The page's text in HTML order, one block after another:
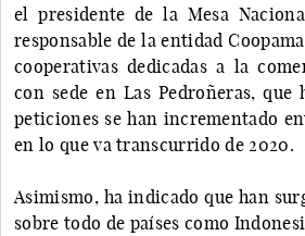
el presidente de la Mesa
responsable de la entidad
cooperativas dedicadas a la
con sede en Las Pedroñeras, que
peticiones se han incrementado
en lo que va transcurrido de 2020.
Asimismo, ha indicado que han
sobre todo de países como